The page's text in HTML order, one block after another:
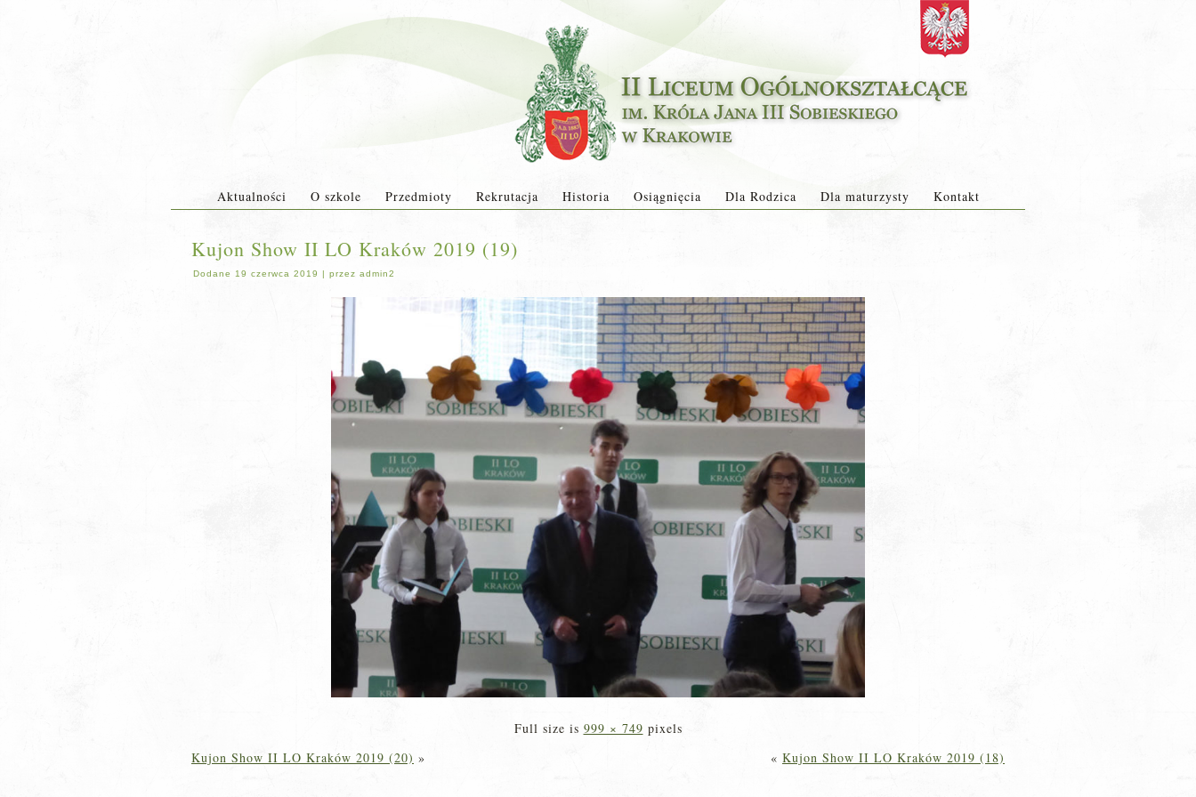
Aktualności O szkole Przedmioty Rekrutacja Historia Osiągnięcia Dla Rodzica Dla maturzysty Kontakt
Kujon Show II LO Kraków 2019 (19)
Dodane 19 czerwca 2019 | przez admin2
Full size is 999 × 749 pixels
Kujon Show II LO Kraków 2019 (20) » « Kujon Show II LO Kraków 2019 (18)